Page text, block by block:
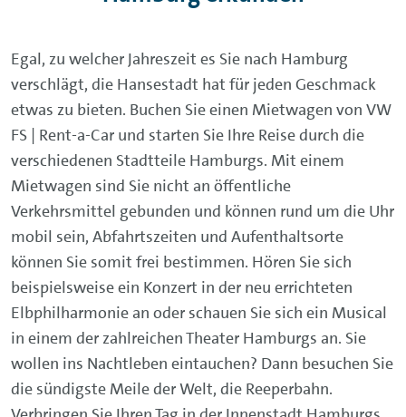
Egal, zu welcher Jahreszeit es Sie nach Hamburg
verschlägt, die Hansestadt hat für jeden Geschmack
etwas zu bieten. Buchen Sie einen Mietwagen von VW
FS | Rent-a-Car und starten Sie Ihre Reise durch die
verschiedenen Stadtteile Hamburgs. Mit einem
Mietwagen sind Sie nicht an öffentliche
Verkehrsmittel gebunden und können rund um die Uhr
mobil sein, Abfahrtszeiten und Aufenthaltsorte
können Sie somit frei bestimmen. Hören Sie sich
beispielsweise ein Konzert in der neu errichteten
Elbphilharmonie an oder schauen Sie sich ein Musical
in einem der zahlreichen Theater Hamburgs an. Sie
wollen ins Nachtleben eintauchen? Dann besuchen Sie
die sündigste Meile der Welt, die Reeperbahn.